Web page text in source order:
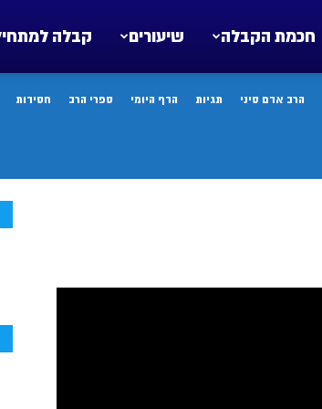
קבלה שיעורים חכמת הקבלה
הרב אדם סיני תגיות הדף היומי ספרי הרב חסידות